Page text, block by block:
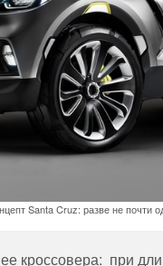
Santa Cruz: разве не почти
кроссовера: при